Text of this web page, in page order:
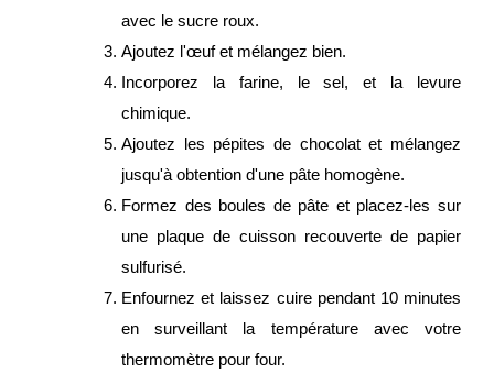
avec le sucre roux.
Ajoutez l'œuf et mélangez bien.
Incorporez la farine, le sel, et la levure
chimique.
Ajoutez les pépites de chocolat et mélangez
jusqu'à obtention d'une pâte homogène.
Formez des boules de pâte et placez-les sur
une plaque de cuisson recouverte de papier
sulfurisé.
Enfournez et laissez cuire pendant 10 minutes
en surveillant la température avec votre
thermomètre pour four.